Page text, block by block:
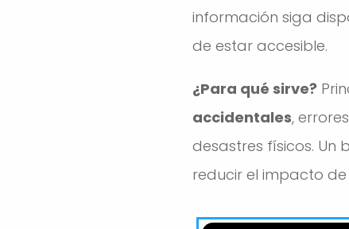
información siga
de estar accesible.
¿Para qué sirve?
accidentales,
desastres físicos. Un
reducir el impacto